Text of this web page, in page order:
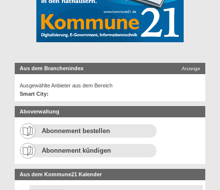
Aus dem Branchenindex Anzeige
Ausgewählte Anbieter aus dem Bereich
Smart City:
Aboverwaltung
Abonnement bestellen
Abonnement kündigen
Aus dem Kommune21 Kalender